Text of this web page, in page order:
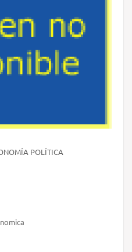
POLÍTICA